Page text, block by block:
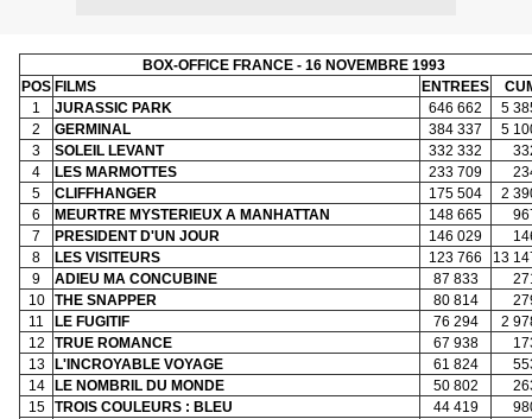
BOX-OFFICE FRANCE - 16 NOVEMBRE 1993
POS FILMS ENTREES
1
JURASSIC PARK 646 662
5
2
GERMINAL 384 337
5
3
SOLEIL LEVANT 332 332
4
LES MARMOTTES 233 709
5
CLIFFHANGER 175 504
2
6
MEURTRE MYSTERIEUX A MANHATTAN 148 665
7
PRESIDENT D'UN JOUR 146 029
8
LES VISITEURS 123 766
13
9
ADIEU MA CONCUBINE 87 833
10
THE SNAPPER 80 814
11
LE FUGITIF 76 294
2
12
TRUE ROMANCE 67 938
13
L'INCROYABLE VOYAGE 61 824
14
LE NOMBRIL DU MONDE 50 802
15
TROIS COULEURS : BLEU 44 419